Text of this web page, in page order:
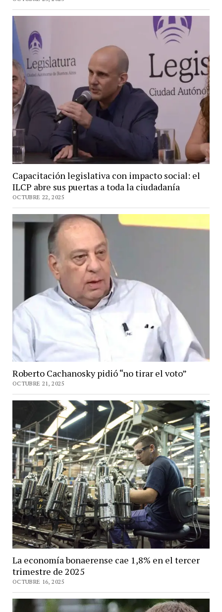
Capacitación legislativa con impacto social: el
ILCP abre sus puertas a toda la ciudadanía
OCTUBRE 22, 2025
Roberto Cachanosky pidió “no tirar el voto”
OCTUBRE 21, 2025
La economía bonaerense cae 1,8% en el tercer
trimestre de 2025
OCTUBRE 16, 2025